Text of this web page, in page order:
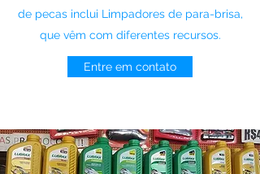
de pecas inclui Limpadores de para-brisa,
que vêm com diferentes recursos.
Entre em contato